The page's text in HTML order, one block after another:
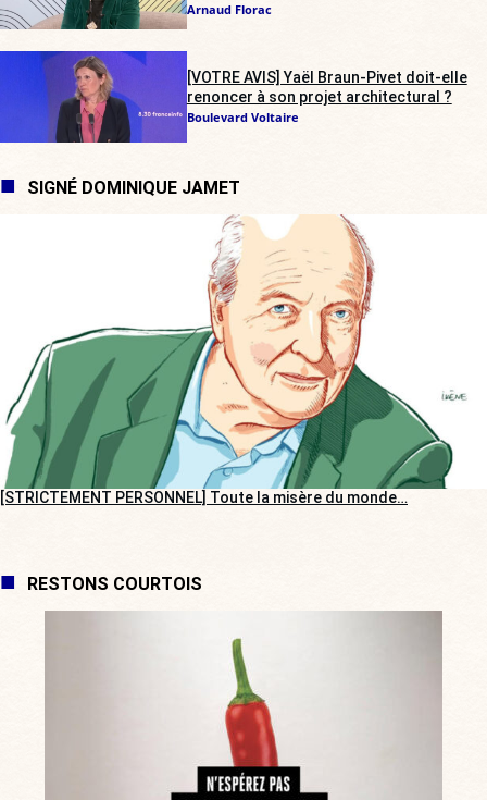
Arnaud Florac
[VOTRE AVIS] Yaël Braun-Pivet doit-elle
renoncer à son projet architectural ?
Boulevard Voltaire
SIGNÉ DOMINIQUE JAMET
[STRICTEMENT PERSONNEL] Toute la misère du monde…
RESTONS COURTOIS